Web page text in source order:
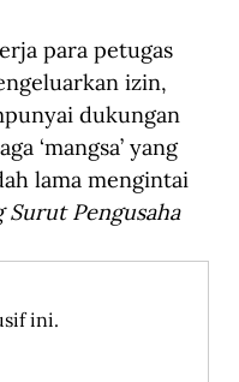
para petugas
izin,
dukungan
‘mangsa’ yang
lama mengintai
Surut Pengusaha
ini.